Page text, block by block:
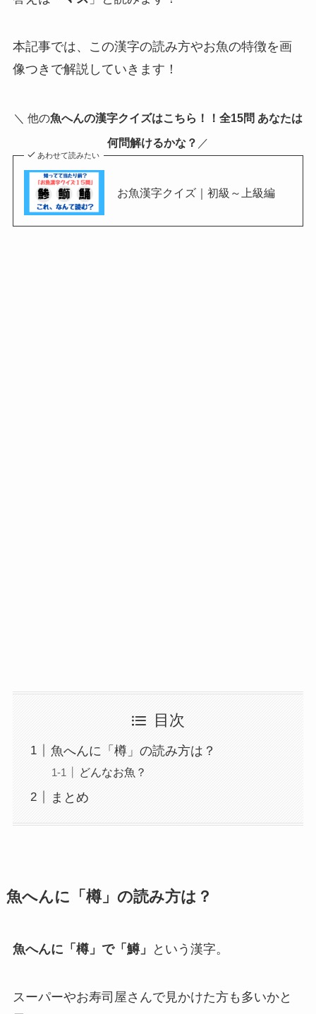
本記事では、この漢字の読み方やお魚の特徴を画
像つきで解説していきます！
＼ 他の魚へんの漢字クイズはこちら！！全15問 あなたは
何問解けるかな？ ／
あわせて読みたい
お魚漢字クイズ｜初級～上級編
目次
魚へんに「樽」の読み方は？
どんなお魚？
まとめ
魚へんに「樽」の読み方は？
魚へんに「樽」で「鱒」 という漢字。
スーパーやお寿司屋さんで見かけた方も多いかと